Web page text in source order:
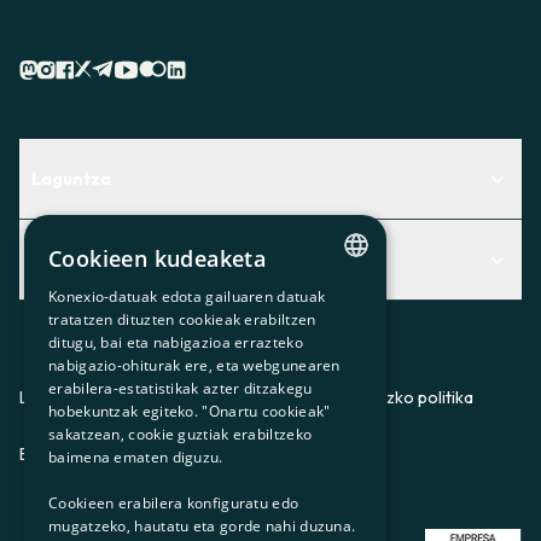
salvo que nos indiques lo contrario.
Centro de Ayuda
Aurkitu zerbitzurik egokiena zuretzat
Contacto
Albisteak
Albisteak
Bazkideen txokoa
Prentsa
Gurekin lan egin
Lege-oharraPribatutasun-politikaCookieei buruzko politika
ES CAGLEU
CATALAN
SPANISH
GL
BASQUE
Cookieen kudeaketa
Konexio-datuak edota gailuaren datuak
tratatzen dituzten cookieak erabiltzen
ditugu, bai eta nabigazioa errazteko
nabigazio-ohiturak ere, eta webgunearen
erabilera-estatistikak azter ditzakegu
hobekuntzak egiteko. "Onartu cookieak"
sakatzean, cookie guztiak erabiltzeko
baimena ematen diguzu.
Cookieen erabilera konfiguratu edo
mugatzeko, hautatu eta gorde nahi duzuna.